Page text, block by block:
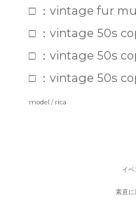
□ ：vintage fur
□ ：vintage 50s
□ ：vintage 50s
□ ：vintage 50s
model / rica
イ
素直